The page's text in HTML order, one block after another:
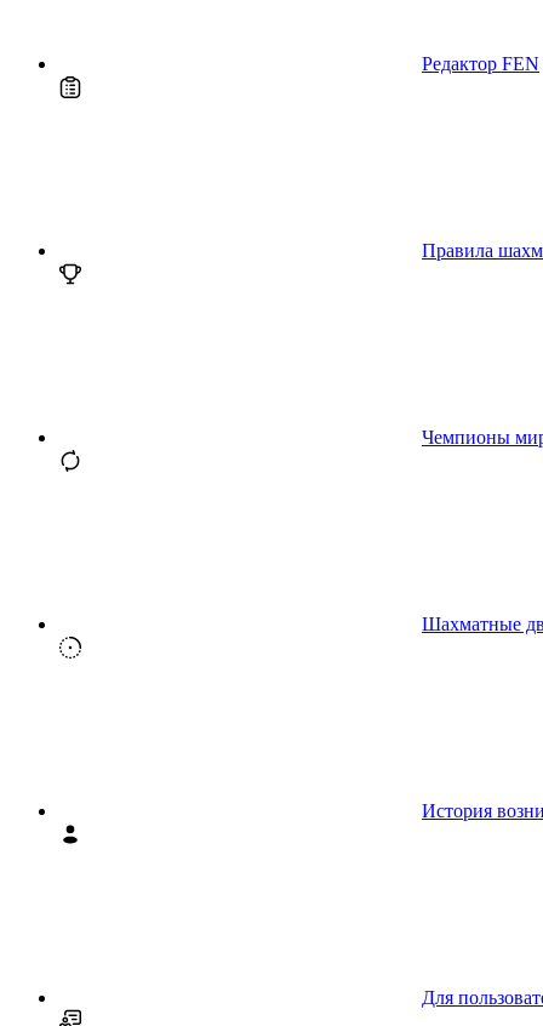
Редактор FEN
Правила
Чемпионы
Шахматные
История
Для